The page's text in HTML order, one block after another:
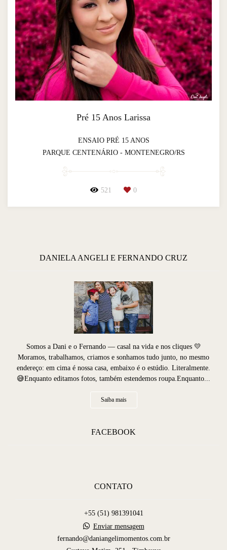
Pré 15 Anos Larissa
ENSAIO PRÉ 15 ANOS
PARQUE CENTENÁRIO - MONTENEGRO/RS
521 0
DANIELA ANGELI E FERNANDO CRUZ
Somos a Dani e o Fernando — casal na vida e nos cliques 💛
Moramos, trabalhamos, criamos e sonhamos tudo junto, no mesmo
endereço: em cima é nossa casa, embaixo é o estúdio. Literalmente.
😅Enquanto editamos fotos, também estendemos roupa.Enquanto...
Saiba mais
FACEBOOK
CONTATO
+55 (51) 981391041
Enviar mensagem
fernando@daniangelimomentos.com.br